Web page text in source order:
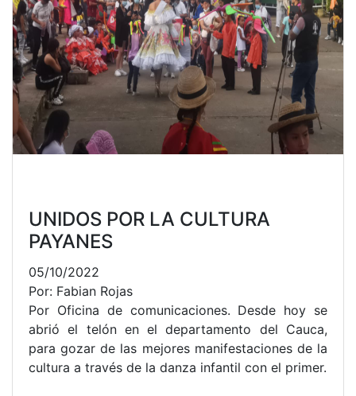
UNIDOS POR LA CULTURA
PAYANES
05/10/2022
Por: Fabian Rojas
Por Oficina de comunicaciones. Desde hoy se
abrió el telón en el departamento del Cauca,
para gozar de las mejores manifestaciones de la
cultura a través de la danza infantil con el primer.